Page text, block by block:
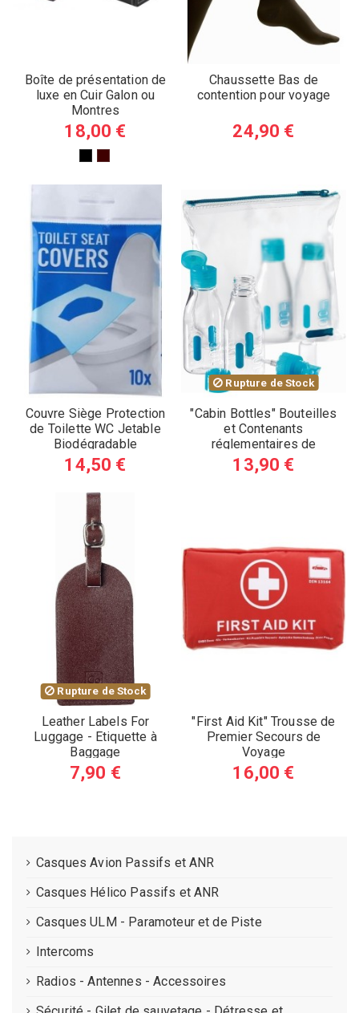
Boîte de présentation de
luxe en Cuir Galon ou
Montres
18,00 €
Chaussette Bas de
contention pour voyage
24,90 €
Couvre Siège Protection
de Toilette WC Jetable
Biodégradable
14,50 €
Rupture de Stock
"Cabin Bottles" Bouteilles
et Contenants
réglementaires de
Voyage
13,90 €
Rupture de Stock
Leather Labels For
Luggage - Etiquette à
Baggage
7,90 €
"First Aid Kit" Trousse de
Premier Secours de
Voyage
16,00 €
Casques Avion Passifs et ANR
Casques Hélico Passifs et ANR
Casques ULM - Paramoteur et de Piste
Intercoms
Radios - Antennes - Accessoires